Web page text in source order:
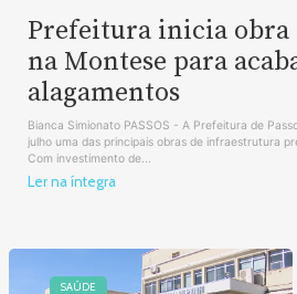
Prefeitura inicia obra
na Montese para
alagamentos
Bianca Simionato PASSOS - A Prefeitura de
julho uma das principais obras de infraestrutura
Com investimento de...
Ler na íntegra
SAÚDE